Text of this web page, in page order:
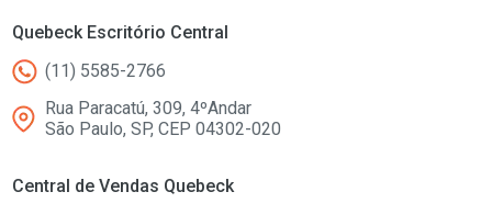
Quebeck Escritório Central
(11) 5585-2766
Rua Paracatú, 309, 4ºAndar
São Paulo, SP, CEP 04302-020
Central de Vendas Quebeck